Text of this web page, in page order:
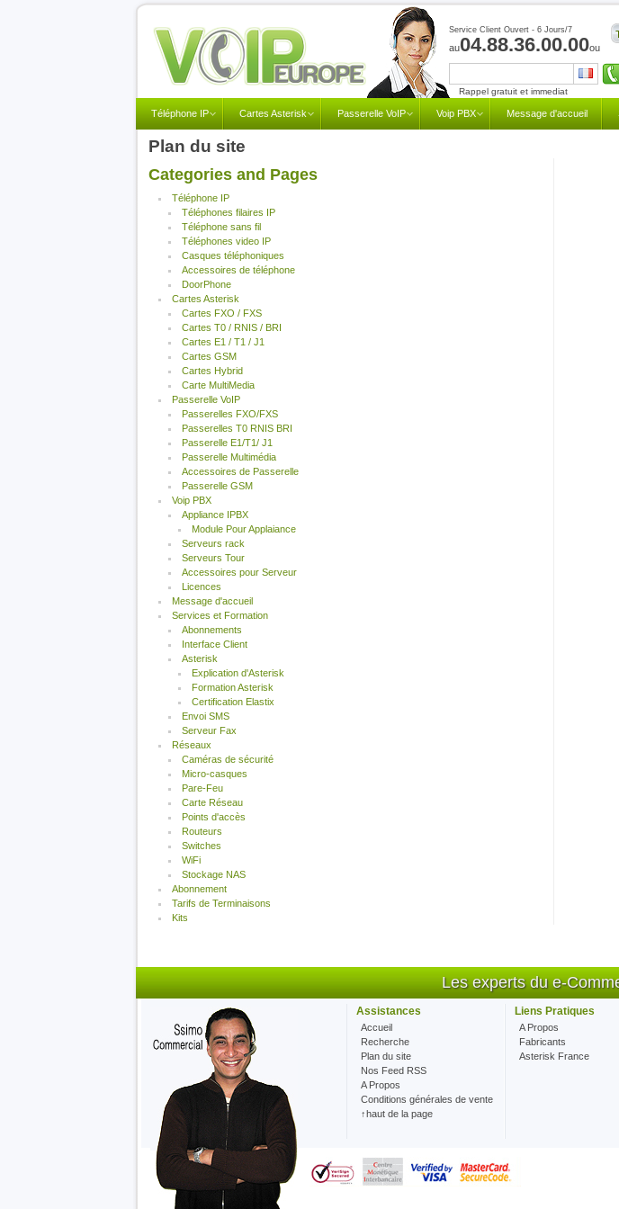
Service Client Ouvert - 6 Jours/7
au04.88.36.00.00ou
Rappel gratuit et immediat
Téléphone IP Cartes Asterisk Passerelle VoIP Voip PBX Message d'accueil
Plan du site
Categories and Pages
Téléphone IP
Téléphones filaires IP
Téléphone sans fil
Téléphones video IP
Casques téléphoniques
Accessoires de téléphone
DoorPhone
Cartes Asterisk
Cartes FXO / FXS
Cartes T0 / RNIS / BRI
Cartes E1 / T1 / J1
Cartes GSM
Cartes Hybrid
Carte MultiMedia
Passerelle VoIP
Passerelles FXO/FXS
Passerelles T0 RNIS BRI
Passerelle E1/T1/ J1
Passerelle Multimédia
Accessoires de Passerelle
Passerelle GSM
Voip PBX
Appliance IPBX
Module Pour Applaiance
Serveurs rack
Serveurs Tour
Accessoires pour Serveur
Licences
Message d'accueil
Services et Formation
Abonnements
Interface Client
Asterisk
Explication d'Asterisk
Formation Asterisk
Certification Elastix
Envoi SMS
Serveur Fax
Réseaux
Caméras de sécurité
Micro-casques
Pare-Feu
Carte Réseau
Points d'accès
Routeurs
Switches
WiFi
Stockage NAS
Abonnement
Tarifs de Terminaisons
Kits
Les experts du e-
Assistances
Accueil
Recherche
Plan du site
Nos Feed RSS
A Propos
Conditions générales de vente
↑haut de la page
Liens Pratiques
A Propos
Fabricants
Asterisk France